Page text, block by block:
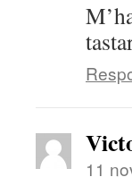
11